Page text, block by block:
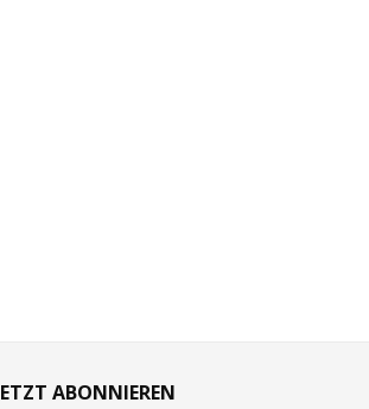
ABONNIEREN